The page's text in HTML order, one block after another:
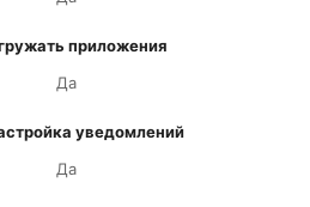
приложения
Да
уведомлений
Да